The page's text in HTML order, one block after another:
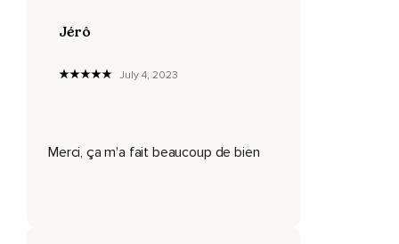
Votre joue gauche.
Jérô
July 4, 2023
Merci, ça m'a fait beaucoup de bien